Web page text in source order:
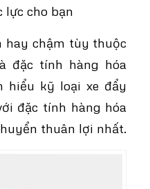
lực cho bạn
hay chậm tùy thuộc
đặc tính hàng hóa
hiểu kỹ loại xe đẩy
đặc tính hàng hóa
thuân lợi nhất.